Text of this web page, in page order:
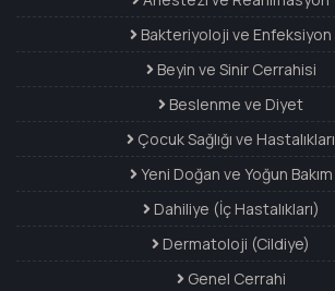
Bakteriyoloji ve Enfeksiyon
Beyin ve Sinir Cerrahisi
Beslenme ve Diyet
Çocuk Sağlığı ve Hastalıkları
Yeni Doğan ve Yoğun Bakım
Dahiliye (İç Hastalıkları)
Dermatoloji (Cildiye)
Genel Cerrahi